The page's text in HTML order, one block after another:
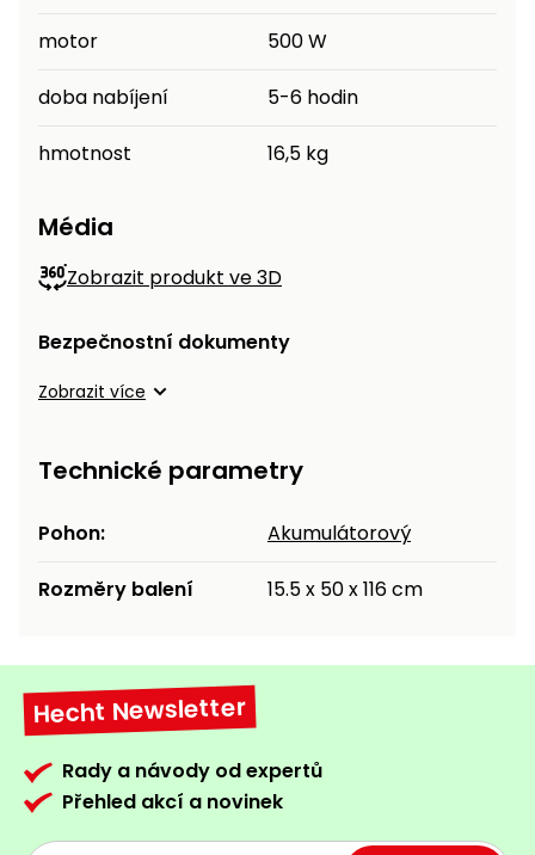
motor 500 W
doba nabíjení 5-6 hodin
hmotnost 16,5 kg
Média
Zobrazit produkt ve 3D
Bezpečnostní dokumenty
Zobrazit více
Technické parametry
Pohon: Akumulátorový
Rozměry balení 15.5 x 50 x 116 cm
Hecht Newsletter
Rady a návody od expertů
Přehled akcí a novinek